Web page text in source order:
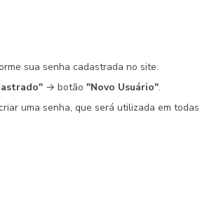
sua senha cadastrada no site.
→ botão "Novo Usuário".
uma senha, que será utilizada em todas